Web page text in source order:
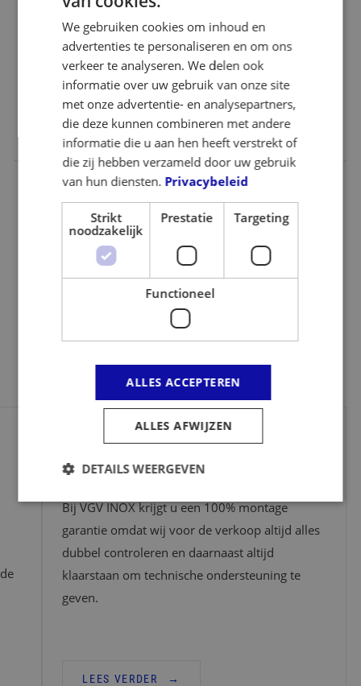
BEKIJK ALLE PRODUCTEN
VGV INOX NIEUWS
Het laatste nieuws over Pushbars, Bullbars, Sidebars,
Rearbars en unieke accessoires voor bijna alle merken
100% MONTAGE GARANTIE!
Bij VGV INOX krijgt u een 100% montage
garantie omdat wij voor de verkoop altijd alles
dubbel controleren en daarnaast altijd
klaarstaan om technische ondersteuning te
geven.
LEES VERDER
We gebruiken cookies om inhoud en
advertenties te personaliseren en om ons
verkeer te analyseren. We delen ook
informatie over uw gebruik van onze site
met onze advertentie- en analysepartners,
die deze kunnen combineren met andere
informatie die u aan hen heeft verstrekt of
die zij hebben verzameld door uw gebruik
van hun diensten. Privacybeleid
Strikt
noodzakelijk
Prestatie Targeting
Functioneel
ALLES ACCEPTEREN
ALLES AFWIJZEN
DETAILS WEERGEVEN